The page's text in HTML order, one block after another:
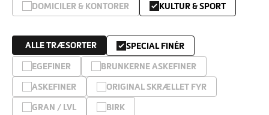
DOMICILER & KONTORER
KULTUR & SPORT
ALLE TRÆSORTER
SPECIAL FINÉR
EGEFINER
BRUNKERNE ASKEFINER
ASKEFINER
ORIGINAL SKRÆLLET FYR
GRAN / LVL
BIRK